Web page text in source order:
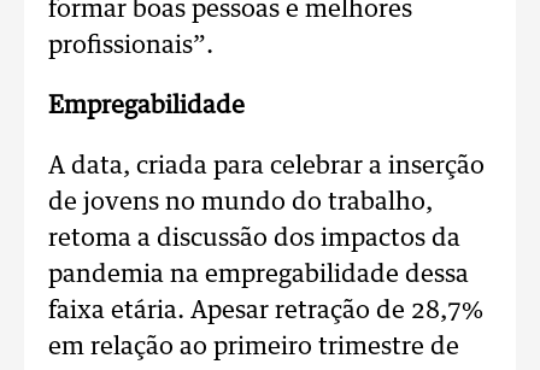
formar boas pessoas e melhores
profissionais”.
Empregabilidade
A data, criada para celebrar a inserção
de jovens no mundo do trabalho,
retoma a discussão dos impactos da
pandemia na empregabilidade dessa
faixa etária. Apesar retração de 28,7%
em relação ao primeiro trimestre de